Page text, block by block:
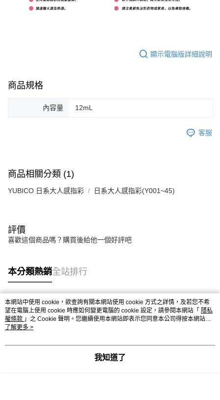
顯示電腦版詳細說明
商品規格
內容量 12mL
客服
商品相關分類 (1)
YUBICO 日系大人感指彩 日系大人感指彩(Y001~45)
評價
喜歡這個商品嗎？購買後給他一個好評吧
本分類熱銷全站排行
熱門標籤
本網站中使用 cookie，欲查詢有關本網站使用 cookie 方式之詳情，及若您不希
望在電腦上使用 cookie 時應如何變更電腦的 cookie 設定，請參閱本網站「 隱私
權條款 」之 Cookie 聲明。您繼續使用本網站即表示您同意本公司得按本網站使
用條款之 Cookie 聲明使用 cookie。
了解更多 >
我知道了